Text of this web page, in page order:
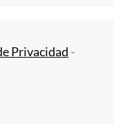
Privacidad -